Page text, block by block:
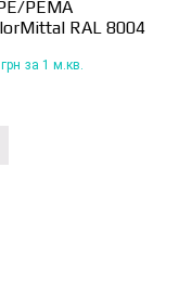
PEMA
RAL 8004
грн за 1 м.кв.